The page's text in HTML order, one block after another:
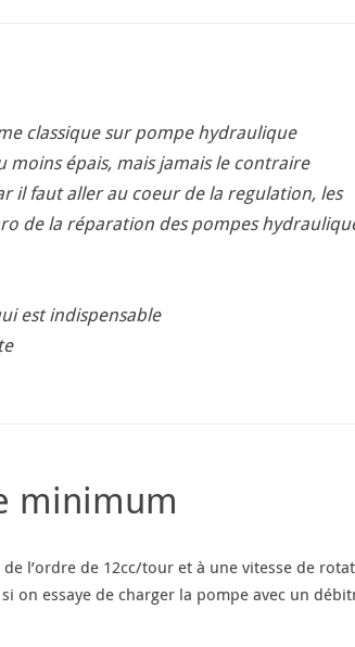
classique sur pompe hydraulique
épais, mais jamais le contraire
il faut aller au coeur de la regulation, les
de la réparation des pompes
est indispensable
minimum
l’ordre de 12cc/tour et à une vitesse de
on essaye de charger la pompe avec un